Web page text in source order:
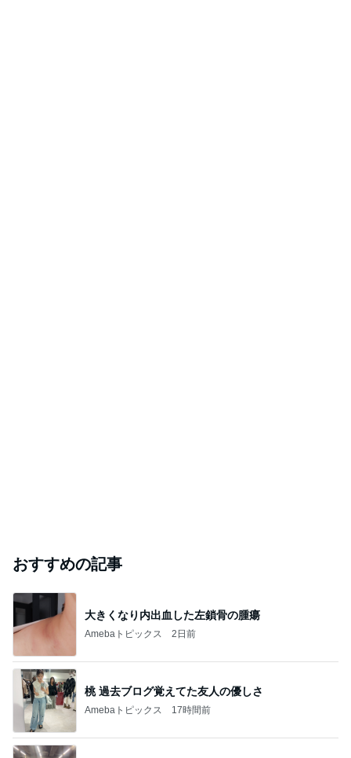
おすすめの記事
大きくなり内出血した左鎖骨の腫瘍
Amebaトピックス 2日前
桃 過去ブログ覚えてた友人の優しさ
Amebaトピックス 17時間前